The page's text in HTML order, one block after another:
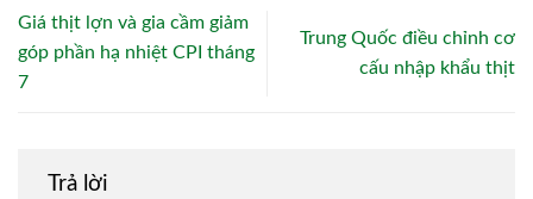
Giá thịt lợn và gia cầm giảm
góp phần hạ nhiệt CPI tháng
7
Trung Quốc điều chỉnh cơ
cấu nhập khẩu thịt
Trả lời